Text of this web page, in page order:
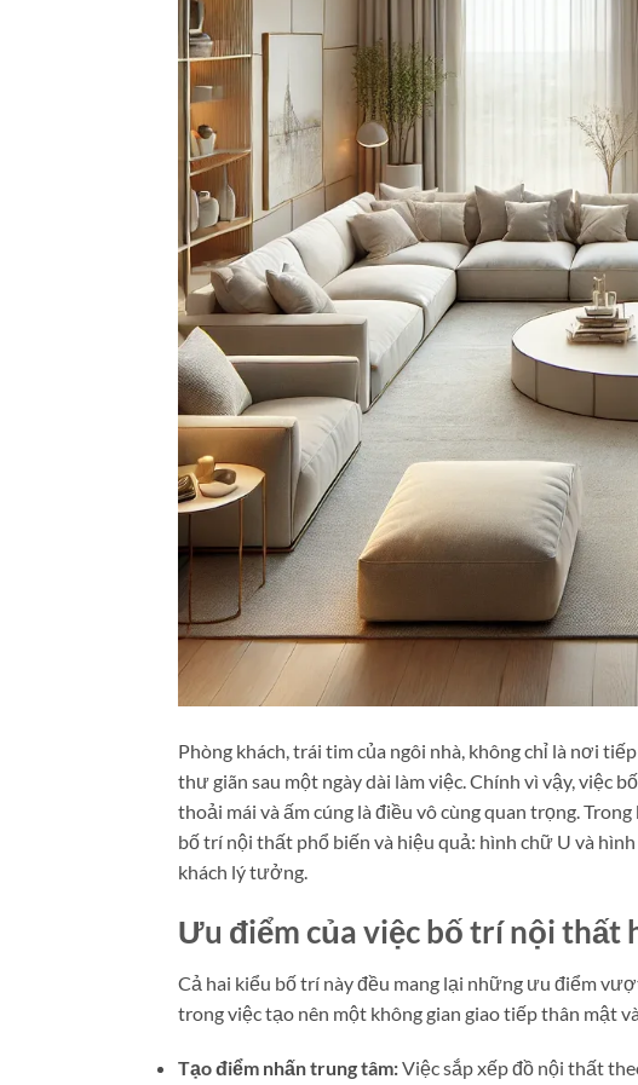
Phòng khách, trái tim của ngôi nhà, không chỉ là nơi
thư giãn sau một ngày dài làm việc. Chính vì vậy, việc
thoải mái và ấm cúng là điều vô cùng quan trọng.
bố trí nội thất phổ biến và hiệu quả: hình chữ U và
khách lý tưởng.
Ưu điểm của việc bố trí nội thất
Cả hai kiểu bố trí này đều mang lại những ưu điểm
trong việc tạo nên một không gian giao tiếp thân mật và
Tạo điểm nhấn trung tâm:Việc sắp xếp đồ nội thất